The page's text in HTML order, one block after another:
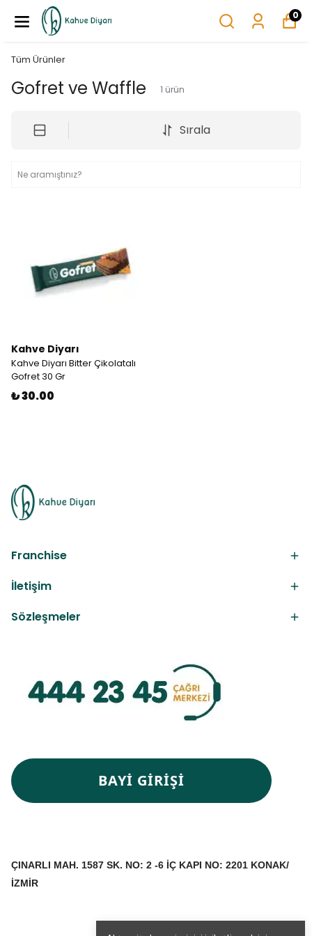
0
Tüm Ürünler
Gofret ve Waffle 1 ürün
Sırala
Kahve Diyarı
Kahve Diyarı Bitter Çikolatalı
Gofret 30 Gr
₺ 30.00
Franchise
İletişim
Sözleşmeler
BAYİ GİRİŞİ
ÇINARLI MAH. 1587 SK. NO: 2 -6 İÇ KAPI NO: 2201 KONAK/
İZMİR